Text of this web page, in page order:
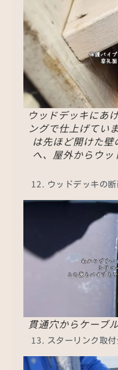
ウッドデッキにあ
ングで仕上げてい
は先ほど開けた
へ、屋外からウ
ウッドデッキの
貫通穴からケーブ
スターリンク取